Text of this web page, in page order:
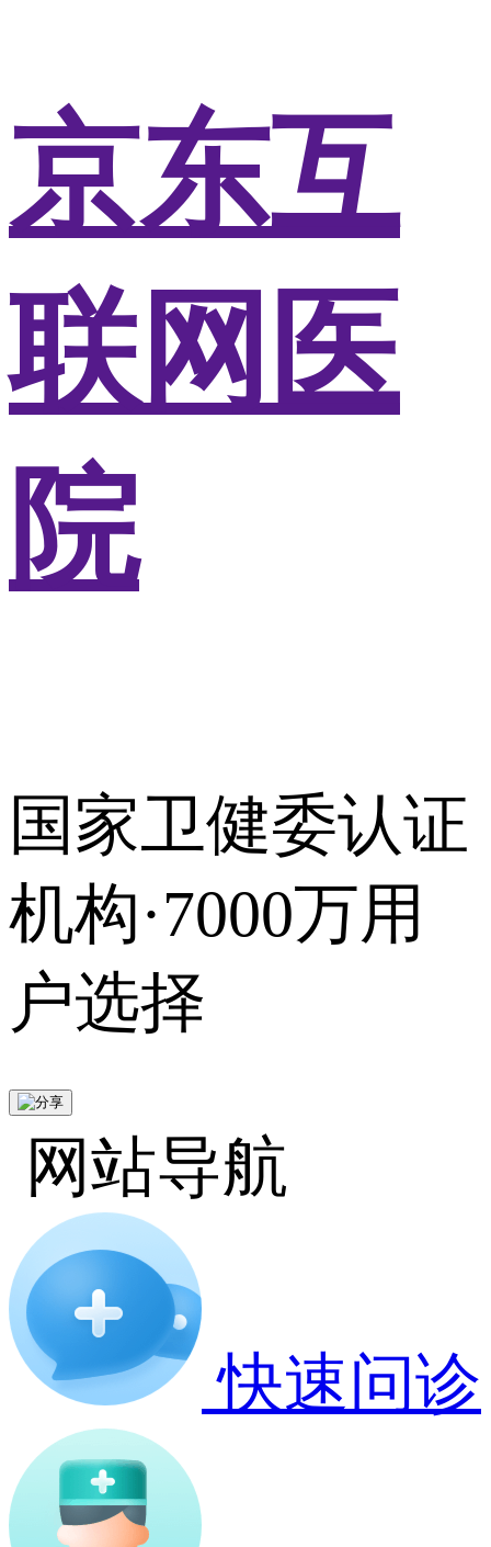
京东互
联网医
院
国家卫健委认证
机构·7000万用
户选择
网站导航
快速问诊